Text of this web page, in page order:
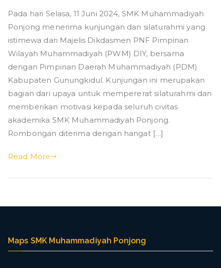
n
g
dan
silaturahmi
dari
Majelis
Dikdasmen
Muhammadiyah
(PWM)
DIY,
Gunungkidul
ke
Pada hari Selasa, 11 Juni 2024, SMK Muhammadiyah
Ponjong menerima kunjungan dan silaturahmi yang
istimewa dari Majelis Dikdasmen PNF Pimpinan
Wilayah Muhammadiyah (PWM) DIY, bersama
dengan Pimpinan Daerah Muhammadiyah (PDM)
Kabupaten Gunungkidul. Kunjungan ini merupakan
bagian dari upaya untuk mempererat silaturahmi dan
memberikan motivasi kepada seluruh civitas
akademika SMK Muhammadiyah Ponjong.
Rombongan diterima dengan hangat […]
Read More
Maps SMK Muhammadiyah Ponjong